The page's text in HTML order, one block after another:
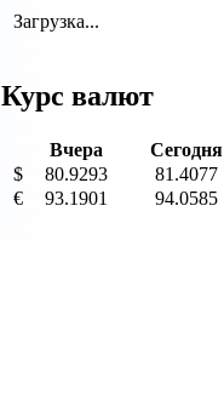
Загрузка...
Курс валют
Вчера Сегодня
$
80.9293
81.4077
€
93.1901 94.0585